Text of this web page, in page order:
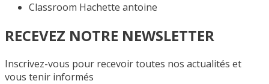
Classroom Hachette antoine
RECEVEZ NOTRE NEWSLETTER
Inscrivez-vous pour recevoir toutes nos actualités et
vous tenir informés